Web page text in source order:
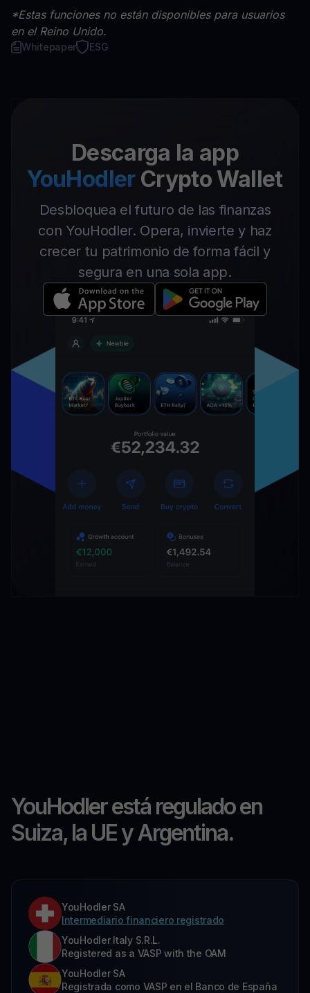
*Estas funciones no están disponibles para usuarios
en el Reino Unido.
Whitepaper ESG
Descarga la app
YouHodler Crypto Wallet
Desbloquea el futuro de las finanzas
con YouHodler. Opera, invierte y haz
crecer tu patrimonio de forma fácil y
segura en una sola app.
YouHodler está regulado en
Suiza, la UE y Argentina.
YouHodler SA
Intermediario financiero registrado
YouHodler Italy S.R.L.
Registered as a VASP with the OAM
YouHodler SA
Registrada como VASP en el Banco de España